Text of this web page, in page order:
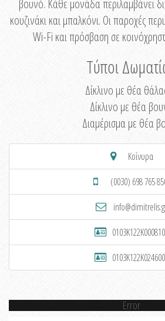
βουνό. Κάθε μονάδα περιλαμβάνει
κουζινάκι και μπαλκόνι. Οι παροχές
Wi-Fi και πρόσβαση σε
Τύποι
Δίκλινο με θέα
Δίκλινο με θέα
Διαμέρισμα με θέα
Κοίνυρα
(0030) 698 765
Error